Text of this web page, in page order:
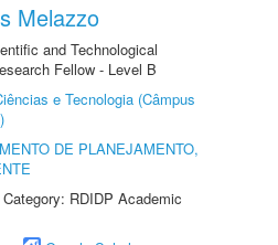
Melazzo
and Technological
Fellow - Level B
e Tecnologia (Câmpus
DE PLANEJAMENTO,
RDIDP Academic